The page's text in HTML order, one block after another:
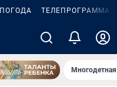
ПОГОДА ТЕЛЕПРОГРАММА